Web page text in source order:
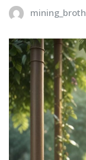
mining_broth